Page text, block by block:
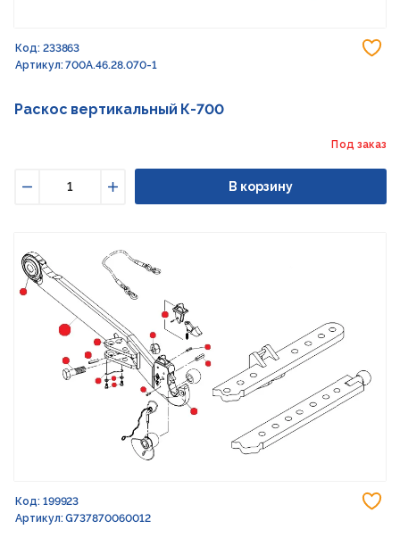
Код: 233863
Артикул: 700А.46.28.070-1
Раскос вертикальный К-700
Под заказ
Увеличить
В корзину
Код: 199923
Артикул: G737870060012